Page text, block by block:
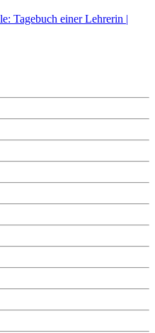
Tagebuch einer Lehrerin |